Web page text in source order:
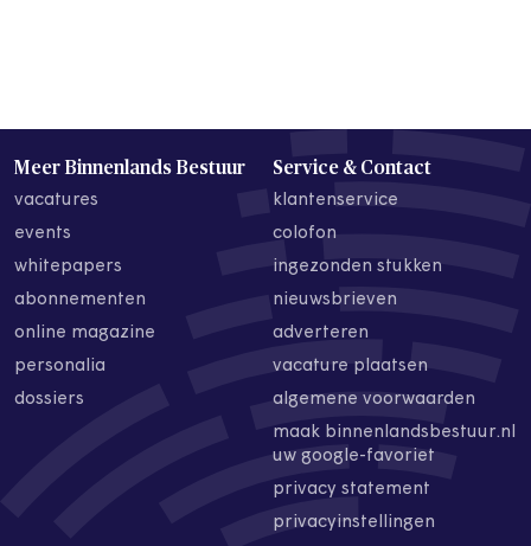
Meer Binnenlands Bestuur
vacatures
events
whitepapers
abonnementen
online magazine
personalia
dossiers
Service & Contact
klantenservice
colofon
ingezonden stukken
nieuwsbrieven
adverteren
vacature plaatsen
algemene voorwaarden
maak binnenlandsbestuur.nl
uw google-favoriet
privacy statement
privacyinstellingen